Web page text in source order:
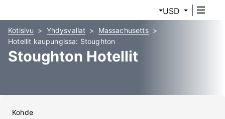
USD
Kotisivu Yhdysvallat
Massachusetts
Hotellit kaupungissa: Stoughton
Stoughton Hotellit
Kohde